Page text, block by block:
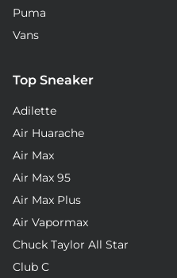
Puma
Vans
Top Sneaker
Adilette
Air Huarache
Air Max
Air Max 95
Air Max Plus
Air Vapormax
Chuck Taylor All Star
Club C